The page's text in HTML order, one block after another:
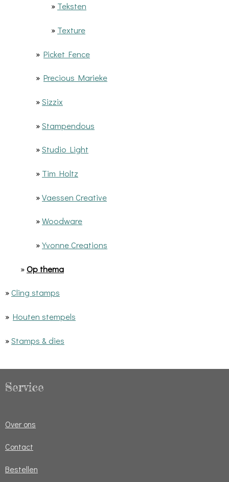
» Teksten
» Texture
» Picket Fence
» Precious Marieke
»Sizzix
»Stampendous
»Studio Light
» Tim Holtz
»Vaessen Creative
»Woodware
»Yvonne Creations
»Op thema
»Cling stamps
» Houten stempels
»Stamps & dies
Service
Over ons
Contact
Bestellen